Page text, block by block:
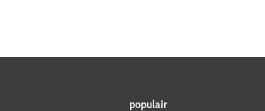
populair